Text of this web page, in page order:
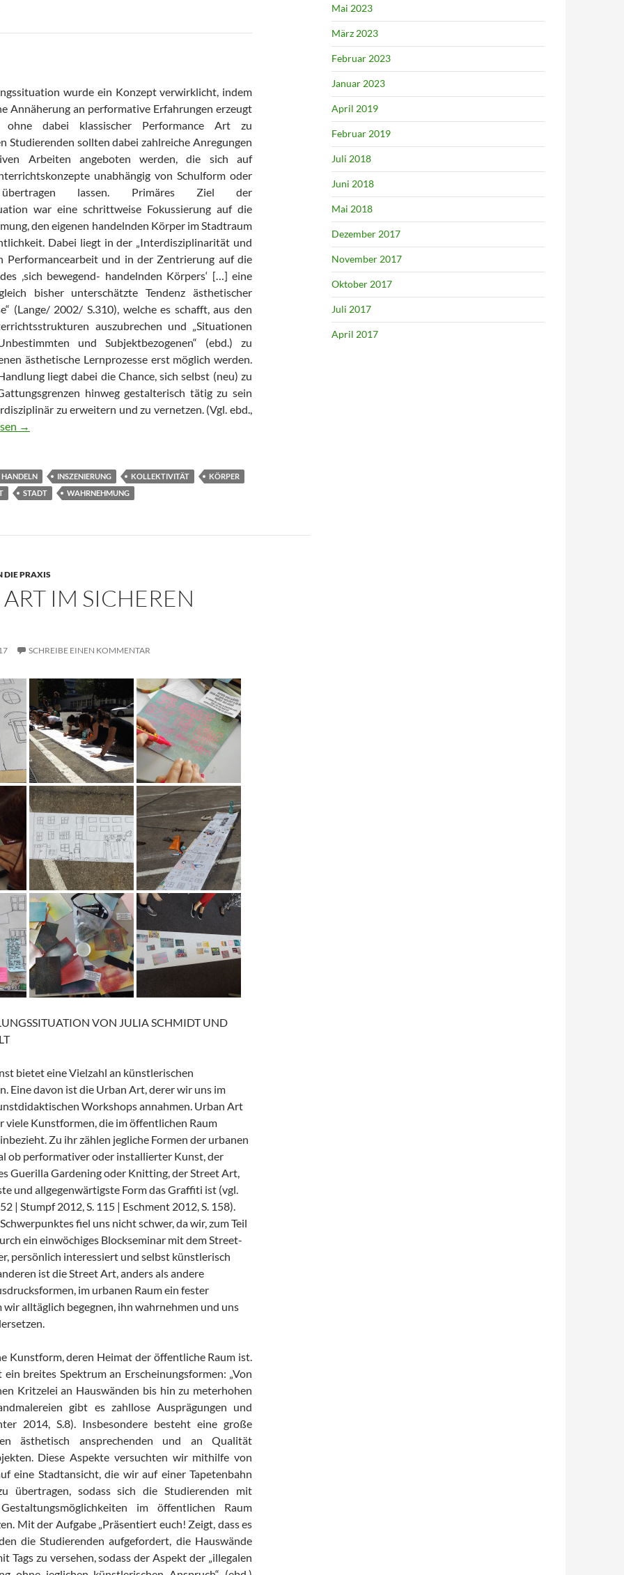
wurde ein Konzept verwirklicht, indem
Annäherung an performative Erfahrungen erzeugt
ohne dabei klassischer Performance Art zu
Studierenden sollten dabei zahlreiche Anregungen
Arbeiten angeboten werden, die sich auf
unabhängig von Schulform oder
übertragen lassen. Primäres Ziel der
war eine schrittweise Fokussierung auf die
den eigenen handelnden Körper im Stadtraum
Dabei liegt in der „Interdisziplinarität und
Performancearbeit und in der Zentrierung auf die
‚sich bewegend- handelnden Körpers‘ […] eine
bisher unterschätzte Tendenz ästhetischer
(Lange/ 2002/ S.310), welche es schafft, aus den
auszubrechen und „Situationen
und Subjektbezogenen“ (ebd.) zu
ästhetische Lernprozesse erst möglich werden.
liegt dabei die Chance, sich selbst (neu) zu
hinweg gestalterisch tätig zu sein
zu erweitern und zu vernetzen. (Vgl. ebd.,
AUDIOWALK
→
HANDELN INSZENIERUNG KOLLEKTIVITÄT
KÖRPER
STADT WAHRNEHMUNG
DIE PRAXIS
IM SICHEREN
SCHREIBE EINEN KOMMENTAR
VON JULIA SCHMIDT UND
bietet eine Vielzahl an künstlerischen
Eine davon ist die Urban Art, derer wir uns im
Workshops annahmen. Urban Art
viele Kunstformen, die im öffentlichen Raum
Zu ihr zählen jegliche Formen der urbanen
ob performativer oder installierter Kunst, der
Guerilla Gardening oder Knitting, der Street Art,
und allgegenwärtigste Form das Graffiti ist (vgl.
| Stumpf 2012, S. 115 | Eschment 2012, S. 158).
fiel uns nicht schwer, da wir, zum Teil
ein einwöchiges Blockseminar mit dem Street-
persönlich interessiert und selbst künstlerisch
ist die Street Art, anders als andere
im urbanen Raum ein fester
wir alltäglich begegnen, ihn wahrnehmen und uns
Kunstform, deren Heimat der öffentliche Raum ist.
ein breites Spektrum an Erscheinungsformen: „Von
Kritzelei an Hauswänden bis hin zu meterhohen
gibt es zahllose Ausprägungen und
2014, S.8). Insbesondere besteht eine große
ästhetisch ansprechenden und an Qualität
Diese Aspekte versuchten wir mithilfe von
eine Stadtansicht, die wir auf einer Tapetenbahn
übertragen, sodass sich die Studierenden mit
im öffentlichen Raum
Mit der Aufgabe „Präsentiert euch! Zeigt, dass es
die Studierenden aufgefordert, die Hauswände
Tags zu versehen, sodass der Aspekt der „illegalen
Mai 2023
März 2023
Februar 2023
Januar 2023
April 2019
Februar 2019
Juli 2018
Juni 2018
Mai 2018
Dezember 2017
November 2017
Oktober 2017
Juli 2017
April 2017